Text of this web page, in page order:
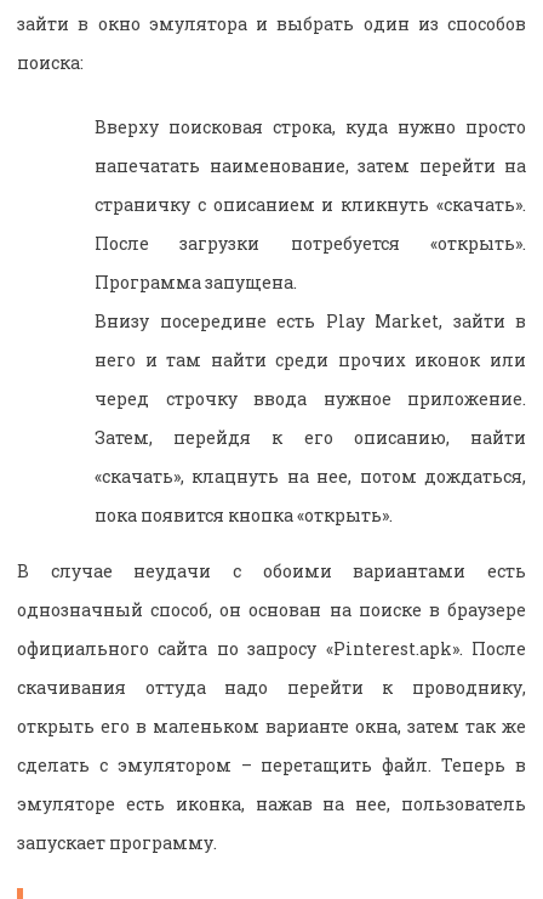
зайти в окно эмулятора и выбрать один из способов
поиска:
Вверху поисковая строка, куда нужно просто
напечатать наименование, затем перейти на
страничку с описанием и кликнуть «скачать».
После загрузки потребуется «открыть».
Программа запущена.
Внизу посередине есть Play Market, зайти в
него и там найти среди прочих иконок или
черед строчку ввода нужное приложение.
Затем, перейдя к его описанию, найти
«скачать», клацнуть на нее, потом дождаться,
пока появится кнопка «открыть».
В случае неудачи с обоими вариантами есть
однозначный способ, он основан на поиске в браузере
официального сайта по запросу «Pinterest.apk». После
скачивания оттуда надо перейти к проводнику,
открыть его в маленьком варианте окна, затем так же
сделать с эмулятором – перетащить файл. Теперь в
эмуляторе есть иконка, нажав на нее, пользователь
запускает программу.